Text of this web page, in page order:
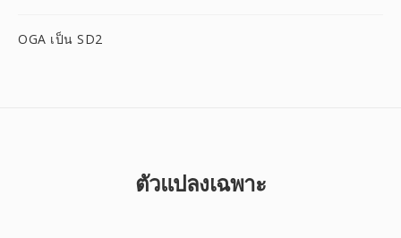
OGA เป็น SD2
ตัวแปลงเฉพาะ